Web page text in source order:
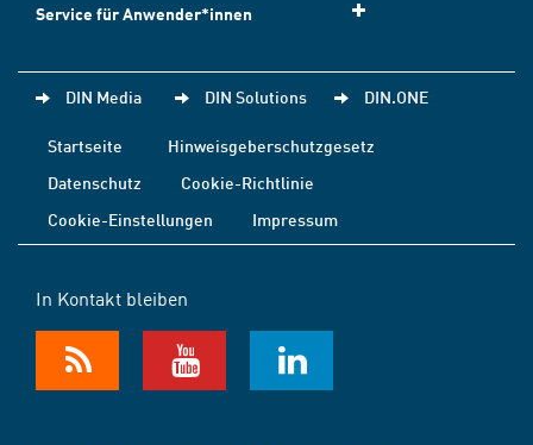
Service für Anwender*innen
DIN Media DIN Solutions DIN.ONE
Startseite
Hinweisgeberschutzgesetz
Datenschutz
Cookie-Richtlinie
Cookie-Einstellungen
Impressum
In Kontakt bleiben